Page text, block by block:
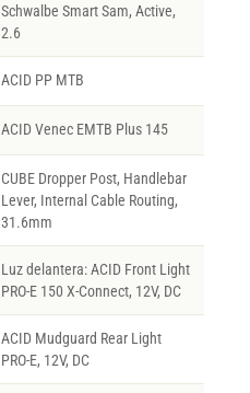
Schwalbe Smart Sam, Active,
2.6
ACID PP MTB
ACID Venec EMTB Plus 145
CUBE Dropper Post, Handlebar
Lever, Internal Cable Routing,
31.6mm
Luz delantera: ACID Front Light
PRO-E 150 X-Connect, 12V, DC
ACID Mudguard Rear Light
PRO-E, 12V, DC